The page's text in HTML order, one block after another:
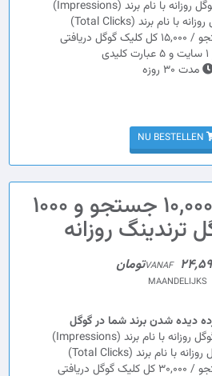
مدت 30 روزه
NU BESTELLEN
بسته طلایی 10,000 جستجو و 1000
ترندینگ روزانه
VANAF
MAANDELIJKS
دیده شدن برند شما در گوگل